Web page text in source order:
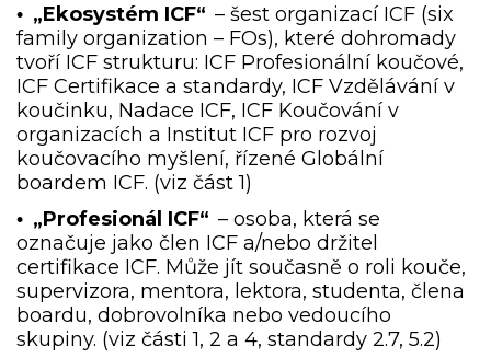
• „Ekosystém ICF“ – šest organizací ICF (six
family organization – FOs), které dohromady
tvoří ICF strukturu: ICF Profesionální koučové,
ICF Certifikace a standardy, ICF Vzdělávání v
koučinku, Nadace ICF, ICF Koučování v
organizacích a Institut ICF pro rozvoj
koučovacího myšlení, řízené Globální
boardem ICF. (viz část 1)
• „Profesionál ICF“ – osoba, která se
označuje jako člen ICF a/nebo držitel
certifikace ICF. Může jít současně o roli kouče,
supervizora, mentora, lektora, studenta, člena
boardu, dobrovolníka nebo vedoucího
skupiny. (viz části 1, 2 a 4, standardy 2.7, 5.2)